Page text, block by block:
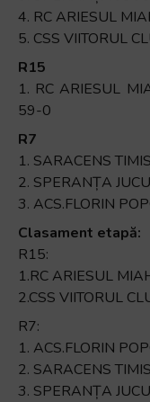
and
interact
the
content.
4. RC ARIESUL
5. CSS VIITORUL
R15
1. RC ARIESUL
59-0
R7
1. SARACENS
2. SPERANȚA
3. ACS.FLORIN
Clasament etapă:
R15:
1.RC ARIESUL
2.CSS VIITORUL
R7:
1. ACS.FLORIN
2. SARACENS
3. SPERANȚA JUCU